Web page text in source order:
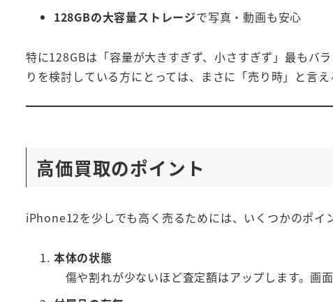
128GBの大容量ストレージで写真・動画も安心
特に128GBは「容量が大きすぎず、小さすぎず」最もバ
りを検討している方にとっては、まさに「売り時」と言え
高価買取のポイント
iPhone12を少しでも高く売るためには、いくつかのポイ
本体の状態
傷や割れが少ないほど査定額はアップします。画